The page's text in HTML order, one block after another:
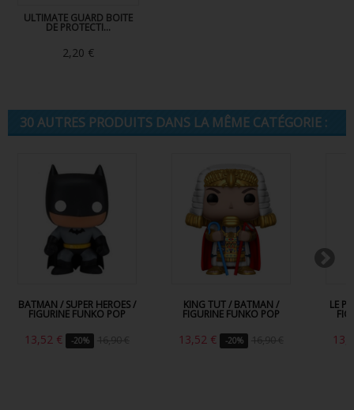
ULTIMATE GUARD BOITE
DE PROTECTI...
2,20 €
30 AUTRES PRODUITS DANS LA MÊME CATÉGORIE :
BATMAN / SUPER HEROES /
FIGURINE FUNKO POP
13,52 € -20% 16,90 €
KING TUT / BATMAN /
FIGURINE FUNKO POP
13,52 € -20% 16,90 €
LE